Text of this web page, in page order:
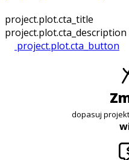
project.plot.cta_title
project.plot.cta_description
project.plot.cta_button
dopasuj